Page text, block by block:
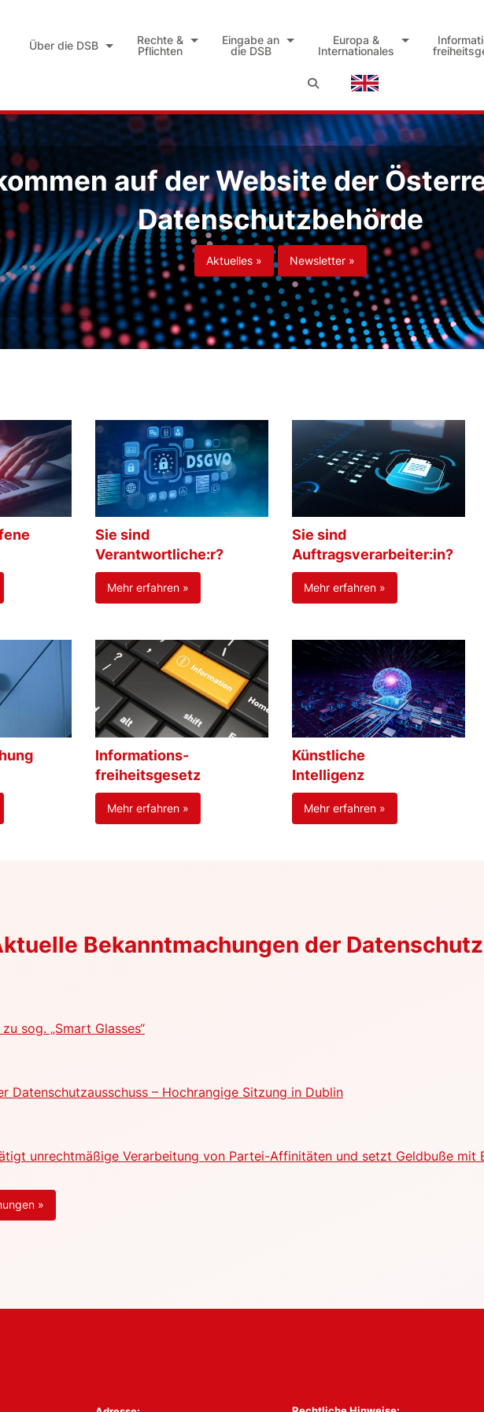
Über die DSB
Rechte &
Pflichten
Eingabe an
die DSB
Europa &
Internationales
auf der Website der
Datenschutzbehörde
Aktuelles » Newsletter »
Sie sind
Verantwortliche:r?
Mehr erfahren »
Sie sind
Auftragsverarbeiter:in?
Mehr erfahren »
Informations-
freiheitsgesetz
Mehr erfahren »
Künstliche
Intelligenz
Mehr erfahren »
Bekanntmachungen der
sog. „Smart Glasses“
Datenschutzausschuss – Hochrangige Sitzung in Dublin
unrechtmäßige Verarbeitung von Partei-Affinitäten und setzt Geldbuße mit
»